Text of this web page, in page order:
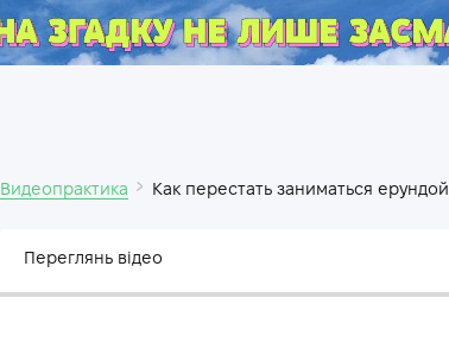
Видеопрактика Как перестать заниматься ерундой
Переглянь відео